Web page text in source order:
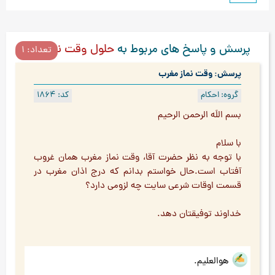
پرسش و پاسخ های مربوط به حلول وقت نمازتعداد: 1
پرسش: وقت نماز مغرب
کد: 1864 گروه: احکام
بسم اللَه الرحمن الرحیم
با سلام
با توجه به نظر حضرت آقا، وقت نماز مغرب همان غروب
آفتاب است.حال خواستم بدانم که درج اذان مغرب در
قسمت اوقات شرعی سایت چه لزومی دارد؟
خداوند توفیقتان دهد.
هوالعلیم.